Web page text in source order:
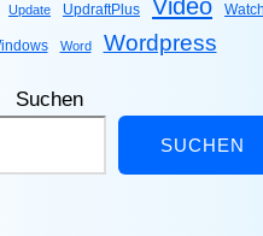
Update UpdraftPlus
Word Wordpress
Suchen
SUCHEN